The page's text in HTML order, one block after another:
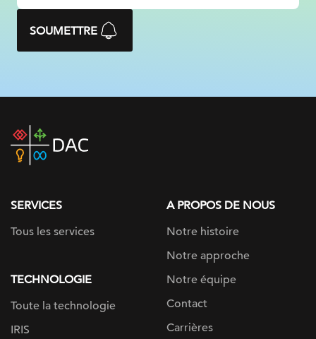
SOUMETTRE
DAC
home
SERVICES
Tous les services
TECHNOLOGIE
Toute la technologie
IRIS
A PROPOS DE NOUS
Notre histoire
Notre approche
Notre équipe
Contact
Carrières